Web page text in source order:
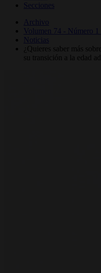
Secciones
Archivo
Volumen 74 - Número
Noticias
¿Quieres saber más
su transición a la edad